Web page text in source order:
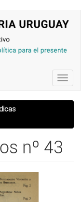
nº 43